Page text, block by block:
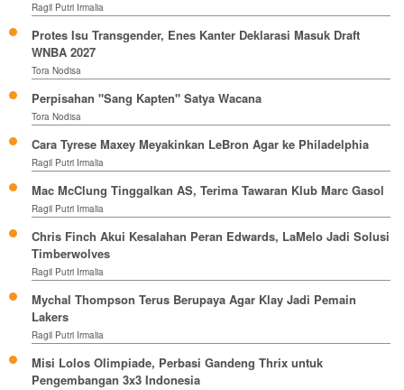
Ragil Putri Irmalia
Protes Isu Transgender, Enes Kanter Deklarasi Masuk Draft
WNBA 2027
Tora Nodisa
Perpisahan "Sang Kapten" Satya Wacana
Tora Nodisa
Cara Tyrese Maxey Meyakinkan LeBron Agar ke Philadelphia
Ragil Putri Irmalia
Mac McClung Tinggalkan AS, Terima Tawaran Klub Marc Gasol
Ragil Putri Irmalia
Chris Finch Akui Kesalahan Peran Edwards, LaMelo Jadi Solusi
Timberwolves
Ragil Putri Irmalia
Mychal Thompson Terus Berupaya Agar Klay Jadi Pemain
Lakers
Ragil Putri Irmalia
Misi Lolos Olimpiade, Perbasi Gandeng Thrix untuk
Pengembangan 3x3 Indonesia